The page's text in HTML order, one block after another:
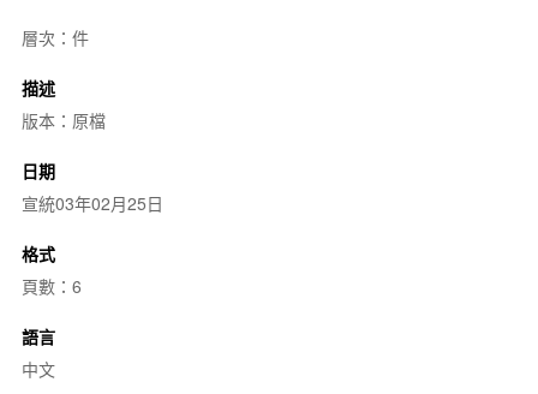
層次：件
描述
版本：原檔
日期
宣統03年02月25日
格式
頁數：6
語言
中文